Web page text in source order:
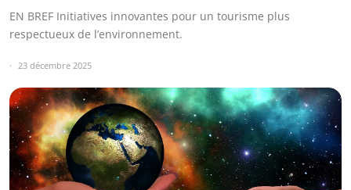
EN BREF Initiatives innovantes pour un tourisme plus
respectueux de l’environnement.
23 décembre 2025